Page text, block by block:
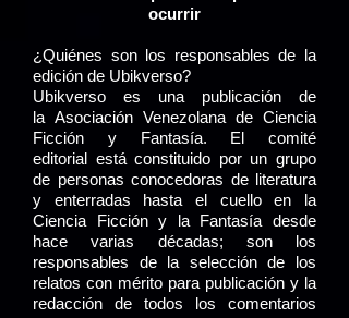
ocurrir
¿Quiénes son los responsables de la
edición de Ubikverso?
Ubikverso es una publicación de
la Asociación Venezolana de Ciencia
Ficción y Fantasía. El comité
editorial está constituido por un grupo
de personas conocedoras de literatura
y enterradas hasta el cuello en la
Ciencia Ficción y la Fantasía desde
hace varias décadas; son los
responsables de la selección de los
relatos con mérito para publicación y la
redacción de todos los comentarios